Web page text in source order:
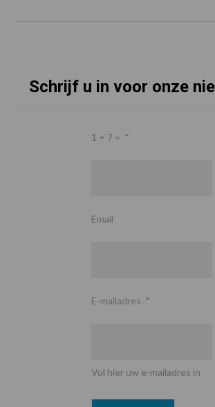
Schrijf u in voor onze
1 + 7 = *
Email
E-mailadres *
Vul hier uw e-mailadres in